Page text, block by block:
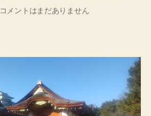
稿
日
【名
】
コメントはまだありません